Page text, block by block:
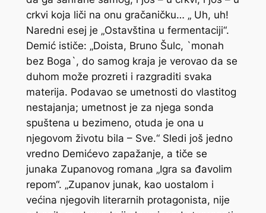
crkvi koja liči na onu gračaničku… „ Uh, uh!
Naredni esej je „Ostavština u fermentaciji“.
Demić ističe: „Doista, Bruno Šulc, `monah
bez Boga`, do samog kraja je verovao da se
duhom može prozreti i razgraditi svaka
materija. Podavao se umetnosti do vlastitog
nestajanja; umetnost je za njega sonda
spuštena u bezimeno, otuda je ona u
njegovom životu bila – Sve.“ Sledi još jedno
vredno Demićevo zapažanje, a tiče se
junaka Zupanovog romana „Igra sa đavolim
repom“. „Zupanov junak, kao uostalom i
većina njegovih literarnih protagonista, nije